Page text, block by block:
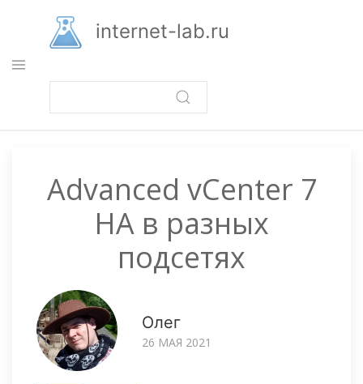
основному
содержанию
internet-lab.ru
Advanced vCenter 7
HA в разных
подсетях
Олег
26 МАЯ 2021